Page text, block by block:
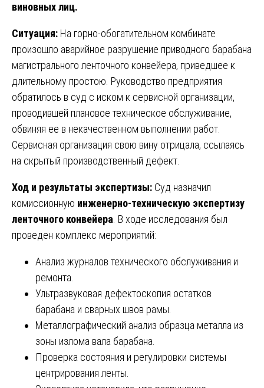
виновных лиц.
Ситуация: На горно-обогатительном комбинате
произошло аварийное разрушение приводного барабана
магистрального ленточного конвейера, приведшее к
длительному простою. Руководство предприятия
обратилось в суд с иском к сервисной организации,
проводившей плановое техническое обслуживание,
обвиняя ее в некачественном выполнении работ.
Сервисная организация свою вину отрицала, ссылаясь
на скрытый производственный дефект.
Ход и результаты экспертизы: Суд назначил
комиссионную инженерно-техническую экспертизу
ленточного конвейера . В ходе исследования был
проведен комплекс мероприятий:
Анализ журналов технического обслуживания и
ремонта.
Ультразвуковая дефектоскопия остатков
барабана и сварных швов рамы.
Металлографический анализ образца металла из
зоны излома вала барабана.
Проверка состояния и регулировки системы
центрирования ленты.